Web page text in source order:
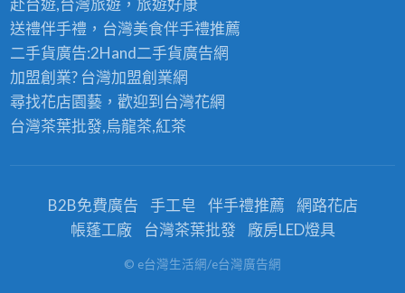
赴台遊,台灣旅遊，旅遊好康
送禮伴手禮，台灣美食伴手禮推薦
二手貨廣告:2Hand二手貨廣告網
加盟創業? 台灣加盟創業網
尋找花店園藝，歡迎到台灣花網
台灣茶葉批發,烏龍茶,紅茶
B2B免費廣告 手工皂 伴手禮推薦
網路花店
帳蓬工廠
台灣茶葉批發 廠房LED燈具
© e台灣生活網/e台灣廣告網